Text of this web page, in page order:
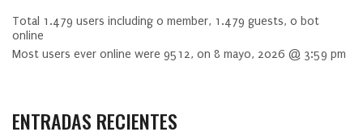
Total 1.479 users including 0 member, 1.479 guests, 0 bot
online
Most users ever online were 9512, on 8 mayo, 2026 @ 3:59 pm
ENTRADAS RECIENTES